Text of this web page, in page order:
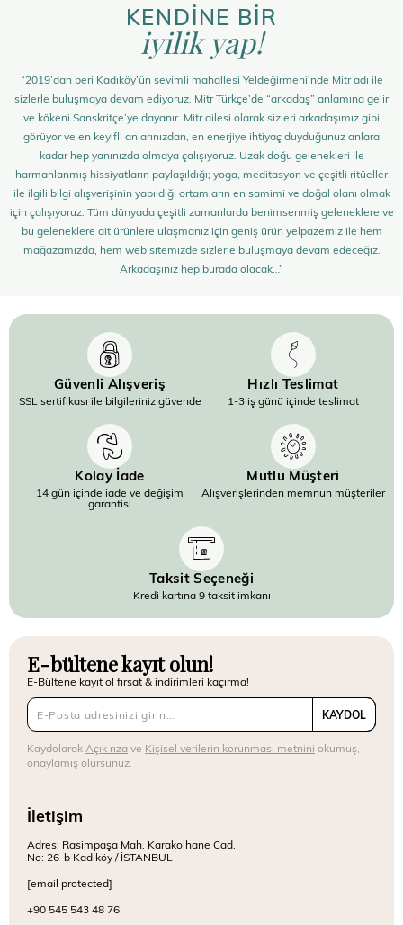
KENDİNE BİR
iyilik yap!
“2019’dan beri Kadıköy’ün sevimli mahallesi Yeldeğirmeni’nde Mitr adı ile
sizlerle buluşmaya devam ediyoruz. Mitr Türkçe’de “arkadaş” anlamına gelir
ve kökeni Sanskritçe’ye dayanır. Mitr ailesi olarak sizleri arkadaşımız gibi
görüyor ve en keyifli anlarınızdan, en enerjiye ihtiyaç duyduğunuz anlara
kadar hep yanınızda olmaya çalışıyoruz. Uzak doğu gelenekleri ile
harmanlanmış hissiyatların paylaşıldığı; yoga, meditasyon ve çeşitli ritüeller
ile ilgili bilgi alışverişinin yapıldığı ortamların en samimi ve doğal olanı olmak
için çalışıyoruz. Tüm dünyada çeşitli zamanlarda benimsenmiş geleneklere ve
bu geleneklere ait ürünlere ulaşmanız için geniş ürün yelpazemiz ile hem
mağazamızda, hem web sitemizde sizlerle buluşmaya devam edeceğiz.
Arkadaşınız hep burada olacak…”
Güvenli Alışveriş
SSL sertifikası ile bilgileriniz güvende
Hızlı Teslimat
1-3 iş günü içinde teslimat
Kolay İade
14 gün içinde iade ve değişim
garantisi
Mutlu Müşteri
Alışverişlerinden memnun müşteriler
Taksit Seçeneği
Kredi kartına 9 taksit imkanı
E-bültene kayıt olun!
E-Bültene kayıt ol fırsat & indirimleri kaçırma!
KAYDOL
Kaydolarak Açık rızave Kişisel verilerin korunması metnini okumuş,
onaylamış olursunuz.
İletişim
Adres: Rasimpaşa Mah. Karakolhane Cad.
No: 26-b Kadıköy / İSTANBUL
[email protected]
+90 545 543 48 76